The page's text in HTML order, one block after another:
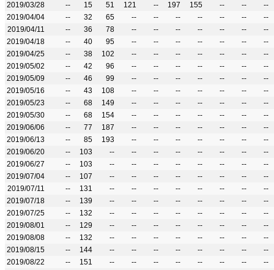
2019/03/28
-- 15 51 121 -- 197 155 -- --
--
2019/04/04
-- 32 65 -- -- -- -- -- --
--
2019/04/11
-- 36 78 -- -- -- -- -- --
--
2019/04/18
-- 40 95 -- -- -- -- -- --
--
2019/04/25
-- 38 102 -- -- -- -- -- --
--
2019/05/02
-- 42 96 -- -- -- -- -- --
--
2019/05/09
-- 46 99 -- -- -- -- -- --
--
2019/05/16
-- 43 108 -- -- -- -- -- --
--
2019/05/23
-- 68 149 -- -- -- -- -- --
--
2019/05/30
-- 68 154 -- -- -- -- -- --
--
2019/06/06
-- 77 187 -- -- -- -- -- --
--
2019/06/13
-- 85 193 -- -- -- -- -- --
--
2019/06/20
-- 103 -- -- -- -- -- -- --
--
2019/06/27
-- 103 -- -- -- -- -- -- --
--
2019/07/04
-- 107 -- -- -- -- -- -- --
--
2019/07/11
-- 131 -- -- -- -- -- -- --
--
2019/07/18
-- 139 -- -- -- -- -- -- --
--
2019/07/25
-- 132 -- -- -- -- -- -- --
--
2019/08/01
-- 129 -- -- -- -- -- -- --
--
2019/08/08
-- 132 -- -- -- -- -- -- --
--
2019/08/15
-- 144 -- -- -- -- -- -- --
--
2019/08/22
-- 151 -- -- -- -- -- -- --
--